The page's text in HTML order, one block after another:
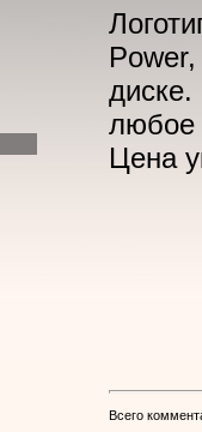
любое
Цена
Всего